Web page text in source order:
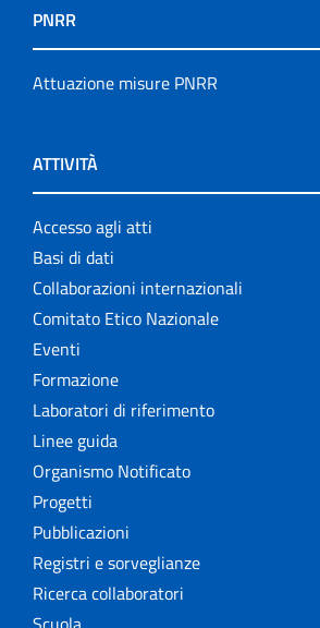
PNRR
Attuazione misure PNRR
ATTIVITÀ
Accesso agli atti
Basi di dati
Collaborazioni internazionali
Comitato Etico Nazionale
Eventi
Formazione
Laboratori di riferimento
Linee guida
Organismo Notificato
Progetti
Pubblicazioni
Registri e sorveglianze
Ricerca collaboratori